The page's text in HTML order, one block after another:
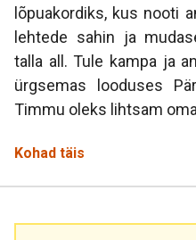
lõpuakordiks, kus nooti
lehtede sahin ja
talla all. Tule kampa ja
ürgsemas looduses
Timmu oleks lihtsam
Kohad täis